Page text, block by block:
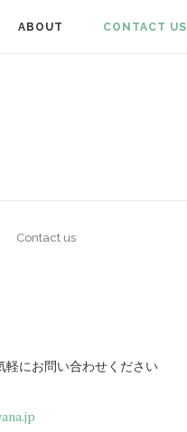
ABOUT CONTACT US
Contact us
軽にお問い合わせください